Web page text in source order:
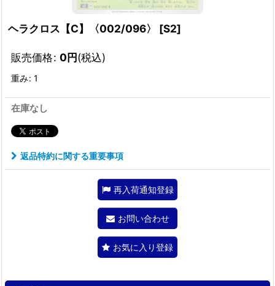
ヘラクロス【C】〈002/096〉 [S2]
販売価格: 0円(税込)
重み: 1
在庫なし
返品特約に関する重要事項
再入荷通知登録
お問い合わせ
お気に入り登録